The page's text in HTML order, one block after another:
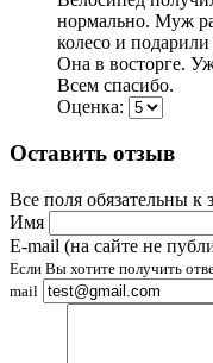
нормально. Муж
колесо и
Она в восторге.
Всем спасибо.
Оценка:
Оставить отзыв
Все поля обязательны к
Имя
E-mail (на сайте не
Если Вы хотите получить
mail